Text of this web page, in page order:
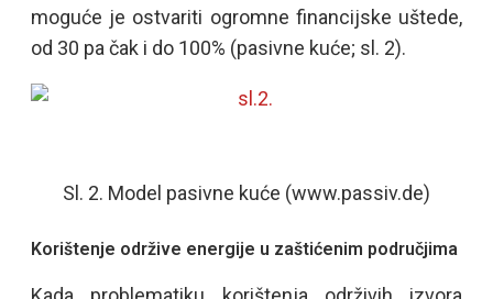
moguće je ostvariti ogromne financijske uštede,
od 30 pa čak i do 100% (pasivne kuće; sl. 2).
Sl. 2. Model pasivne kuće (www.passiv.de)
Korištenje održive energije u zaštićenim područjima